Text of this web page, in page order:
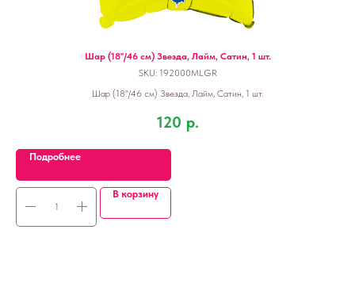
Шар (18''/46 см) Звезда, Лайм, Сатин, 1 шт.
SKU: 192000MLGR
Шар (18''/46 см) Звезда, Лайм, Сатин, 1 шт.
120 р.
Подробнее
В корзину